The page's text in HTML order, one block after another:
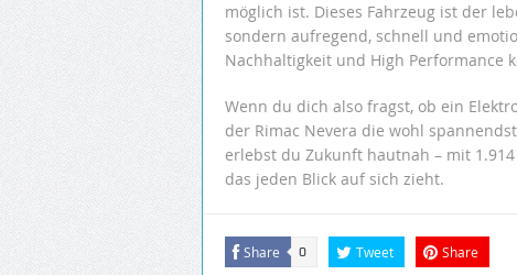
möglich ist. Dieses Fahrzeug ist der
sondern aufregend, schnell und
Nachhaltigkeit und High Performance
Wenn du dich also fragst, ob ein
der Rimac Nevera die wohl
erlebst du Zukunft hautnah – mit
das jeden Blick auf sich zieht.
Share 0 Tweet Share